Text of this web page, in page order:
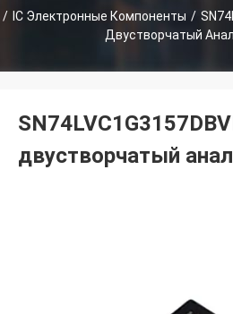
/ IC Электронные Компоненты /
Двустворчатый
двустворчатый
с использованием